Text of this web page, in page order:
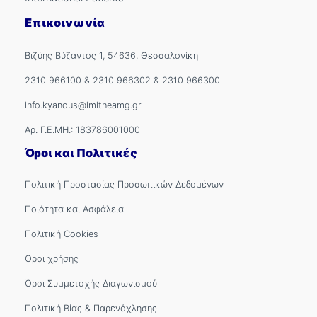
Επικοινωνία
Βιζύης Βύζαντος 1, 54636, Θεσσαλονίκη
2310 966100 & 2310 966302 & 2310 966300
info.kyanous@imitheamg.gr
Αρ. Γ.Ε.ΜΗ.: 183786001000
Όροι και Πολιτικές
Πολιτική Προστασίας Προσωπικών Δεδομένων
Ποιότητα και Ασφάλεια
Πολιτική Cookies
Όροι χρήσης
Όροι Συμμετοχής Διαγωνισμού
Πολιτική Βίας & Παρενόχλησης